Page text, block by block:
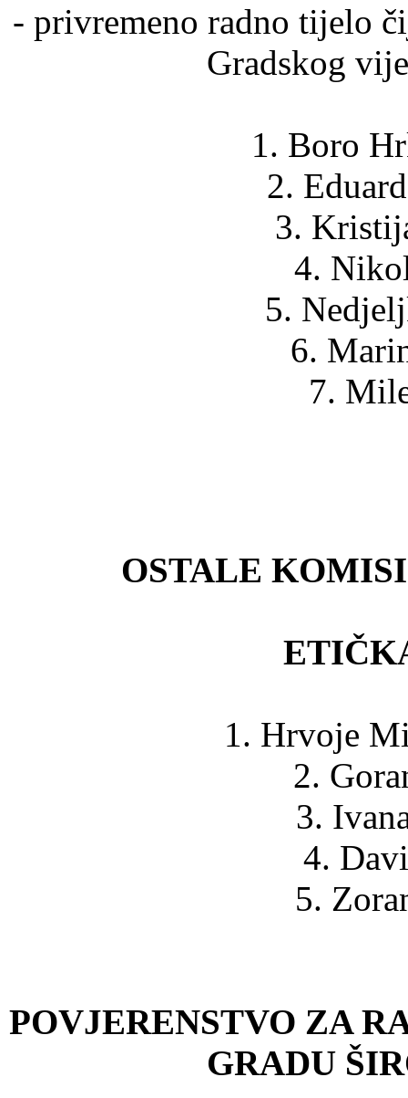
- privremeno radno tijelo
Gradskog
1. Boro
2.
3.
4.
5.
6.
7.
OSTALE
1. Hrvoje
2.
3.
4.
5.
POVJERENSTVO ZA
GRADU